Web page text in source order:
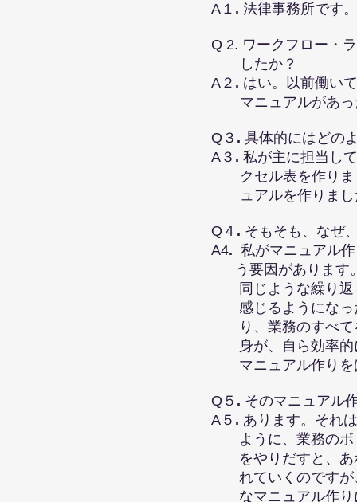
A１ . 法律事務所です。
Q 2. ワークフロー・
したか？
A２ . はい。以前働い
マニュアルがあった
Q３ . 具体的にはどの
A３ . 私が主に担当し
クセル表を作りま
ュアルを作りまし
Q４ . そもそも、なぜ
A4. 私がマニュアル
う要因があります。
同じような繰り 返
感 じるようになっ
り、 業務のすべ
身が、自ら効率的
マニュアル作りを
Q５ . そのマニュアル
A５ . あります。それ
ように、業務のボ
をやりだすと、あ
れていくのですが
なマニュアル作り